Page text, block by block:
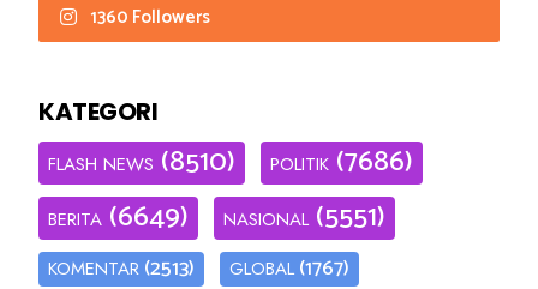
1360 Followers
KATEGORI
FLASH NEWS (8510) POLITIK (7686)
BERITA (6649) NASIONAL (5551)
KOMENTAR (2513) GLOBAL (1767)